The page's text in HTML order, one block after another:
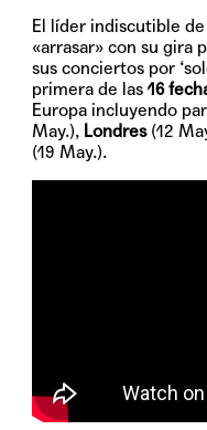
El líder indiscutible
«arrasar» con su gira
sus conciertos por
primera de las16
Europa incluyendo
May.), Londres(12
(19 May.).